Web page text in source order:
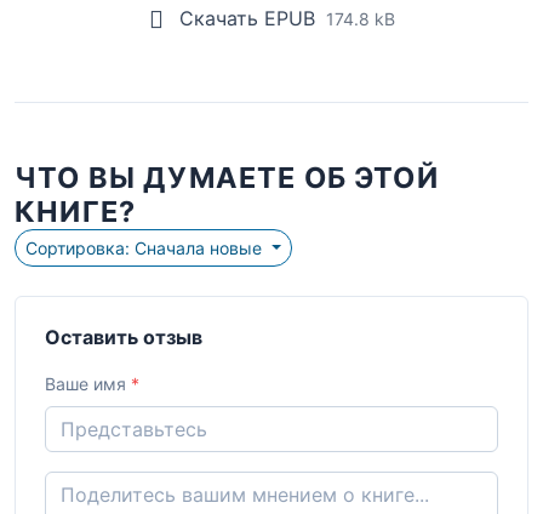
Скачать EPUB 174.8 kB
ЧТО ВЫ ДУМАЕТЕ ОБ ЭТОЙ
КНИГЕ?
Сортировка: Сначала новые
Оставить отзыв
Ваше имя *